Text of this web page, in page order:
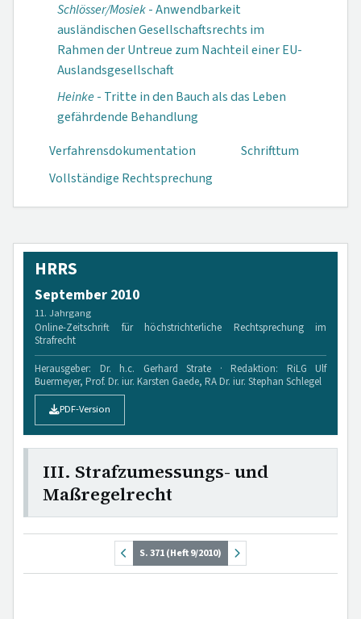
Schlösser/Mosiek- Anwendbarkeit
ausländischen Gesellschaftsrechts im
Rahmen der Untreue zum Nachteil einer EU-
Auslandsgesellschaft
Heinke- Tritte in den Bauch als das Leben
gefährdende Behandlung
Verfahrensdokumen­tation
Schrifttum
Vollständige Rechtsprechung
HRRS
September 2010
11. Jahrgang
Online-Zeitschrift für höchstrichterliche Rechtsprechung im
Strafrecht
Herausgeber: Dr. h.c. Gerhard Strate · Redaktion: RiLG Ulf
Buermeyer, Prof. Dr. iur. Karsten Gaede, RA Dr. iur. Stephan Schlegel
PDF-Version
III. Strafzumessungs- und
Maßregelrecht
S. 371 (Heft 9/2010)